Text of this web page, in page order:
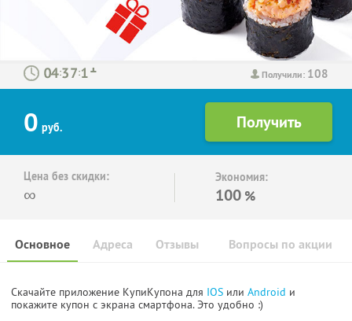
Получили: 108
: :
0 руб.
Цена без скидки:
∞
Экономия:
100 %
Основное Отзывы Вопросы по акции
Адреса
Скачайте приложение КупиКупона для IOS или Android и
покажите купон с экрана смартфона. Это удобно :)